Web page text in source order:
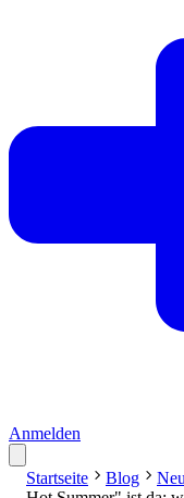
Anmelden
Startseite Blog